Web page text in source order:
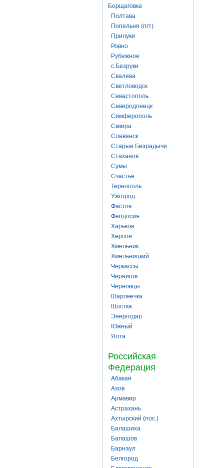
Борщаговка
Полтава
Попельня (пгт)
Прилуки
Ровно
Рубежное
с.Безруки
Свалява
Светловодск
Севастополь
Северодонецк
Симферополь
Сквира
Славянск
Старые Безрадычи
Стаханов
Сумы
Счастье
Тернополь
Ужгород
Фастов
Феодосия
Харьков
Херсон
Хмельник
Хмельницкий
Черкассы
Чернигов
Черновцы
Шаровечка
Шостка
Энергодар
Южный
Ялта
Российская
Федерация
Абакан
Азов
Армавир
Астрахань
Ахтырский (пос.)
Балашиха
Балашов
Барнаул
Белгород